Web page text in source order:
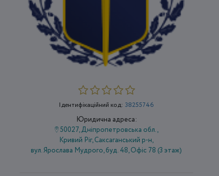
Ідентифікаційний код: 38255746
Юридична адреса:
50027, Дніпропетровська обл.,
Кривий Ріг, Саксаганський р-н,
вул. Ярослава Мудрого, буд. 48, Офіс 78 (3 этаж)